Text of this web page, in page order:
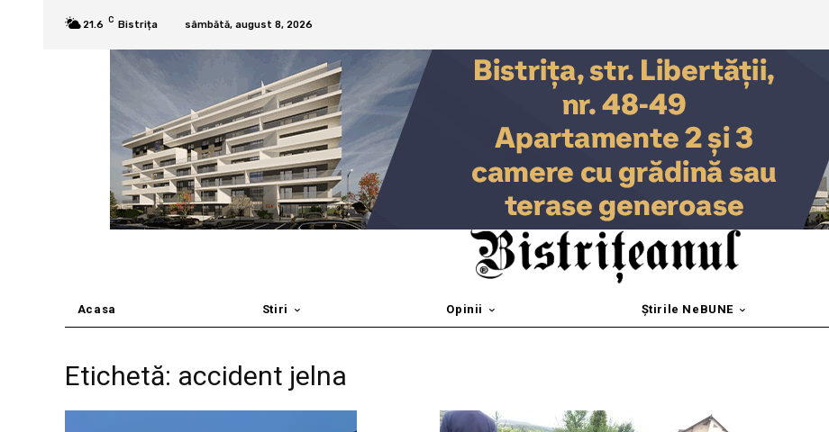
21.6 C Bistrița sâmbătă, august 8, 2026
Acasa Stiri Opinii Știrile NeBUNE
Etichetă: accident jelna